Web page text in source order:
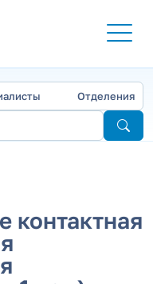
Отделения
контактная